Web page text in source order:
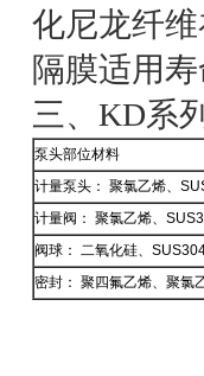
化尼龙纤
隔膜适用
三、KD系
泵头部位材料
计量泵头： 聚氯乙烯、
计量阀： 聚氯乙烯、
阀球： 二氧化硅、
密封： 聚四氟乙烯、聚氯